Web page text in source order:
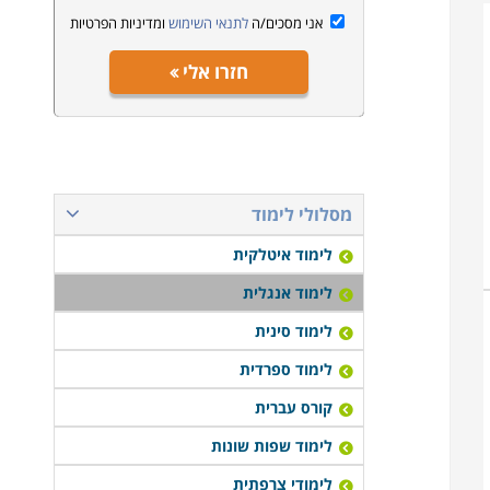
אני מסכים/הלתנאי השימוש ומדיניות הפרטיות
חזרו אלי
מסלולי לימוד
לימוד איטלקית
לימוד אנגלית
לימוד סינית
לימוד ספרדית
קורס עברית
לימוד שפות שונות
לימודי צרפתית